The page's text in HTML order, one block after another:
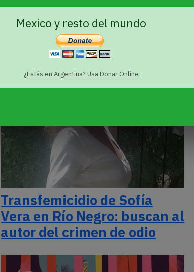
Mexico y resto del mundo
¿Estás en Argentina? Usa Donar Online
llegó a los tribunales
argentinos
Transfemicidio de Sofía
Vera en Río Negro: buscan al
autor del crimen de odio